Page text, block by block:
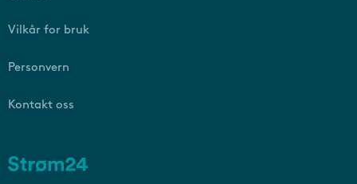
Vilkår for bruk
Personvern
Kontakt oss